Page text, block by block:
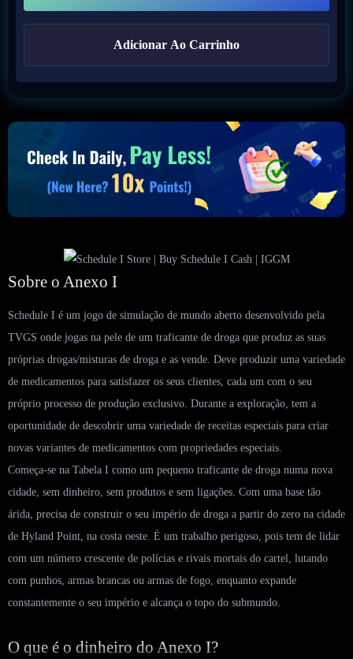
Adicionar Ao Carrinho
Sobre o Anexo I
Schedule I é um jogo de simulação de mundo aberto desenvolvido pela
TVGS onde jogas na pele de um traficante de droga que produz as suas
próprias drogas/misturas de droga e as vende. Deve produzir uma variedade
de medicamentos para satisfazer os seus clientes, cada um com o seu
próprio processo de produção exclusivo. Durante a exploração, tem a
oportunidade de descobrir uma variedade de receitas especiais para criar
novas variantes de medicamentos com propriedades especiais.
Começa-se na Tabela I como um pequeno traficante de droga numa nova
cidade, sem dinheiro, sem produtos e sem ligações. Com uma base tão
árida, precisa de construir o seu império de droga a partir do zero na cidade
de Hyland Point, na costa oeste. É um trabalho perigoso, pois tem de lidar
com um número crescente de polícias e rivais mortais do cartel, lutando
com punhos, armas brancas ou armas de fogo, enquanto expande
constantemente o seu império e alcança o topo do submundo.
O que é o dinheiro do Anexo I?